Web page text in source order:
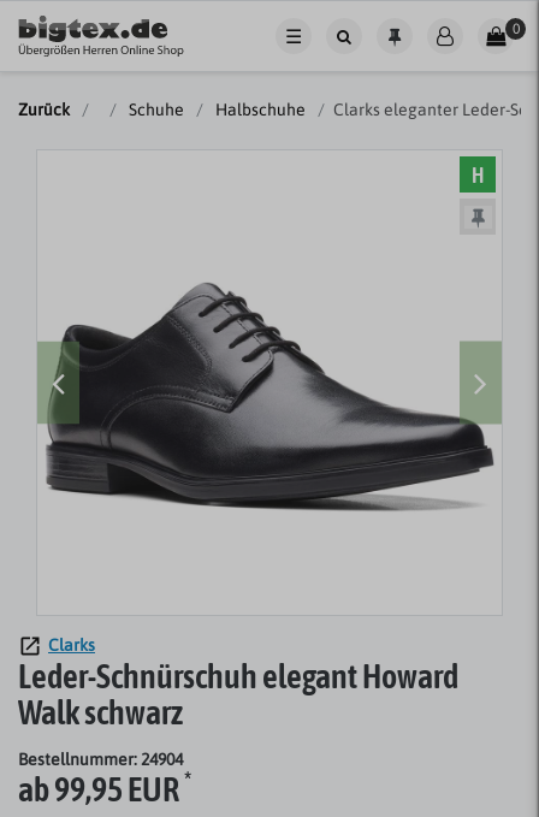
☰ 0
Zurück Schuhe Halbschuhe Clarks eleganter Leder-
H
Clarks
Leder-Schnürschuh elegant Howard
Walk schwarz
Bestellnummer: 24904
ab 99,95 EUR*